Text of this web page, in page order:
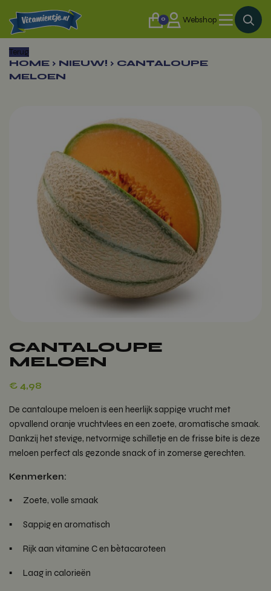
0 Webshop
Terug
HOME › NIEUW! › CANTALOUPE
MELOEN
CANTALOUPE
MELOEN
€ 4,98
De cantaloupe meloen is een heerlijk sappige vrucht met
opvallend oranje vruchtvlees en een zoete, aromatische smaak.
Dankzij het stevige, netvormige schilletje en de frisse bite is deze
meloen perfect als gezonde snack of in zomerse gerechten.
Kenmerken:
Zoete, volle smaak
Sappig en aromatisch
Rijk aan vitamine C en bètacaroteen
Laag in calorieën